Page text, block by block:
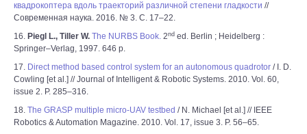
квадрокоптера вдоль траекторий различной степени гладкости //
Современная наука. 2016. № 3. С. 17–22.
16. Piegl L., Tiller W. The NURBS Book. 2nd ed. Berlin ; Heidelberg :
Springer–Verlag, 1997. 646 p.
17. Direct method based control system for an autonomous quadrotor / I. D.
Cowling [et al.] // Journal of Intelligent & Robotic Systems. 2010. Vol. 60,
issue 2. P. 285–316.
18. The GRASP multiple micro-UAV testbed / N. Michael [et al.] // IEEE
Robotics & Automation Magazine. 2010. Vol. 17, issue 3. P. 56–65.